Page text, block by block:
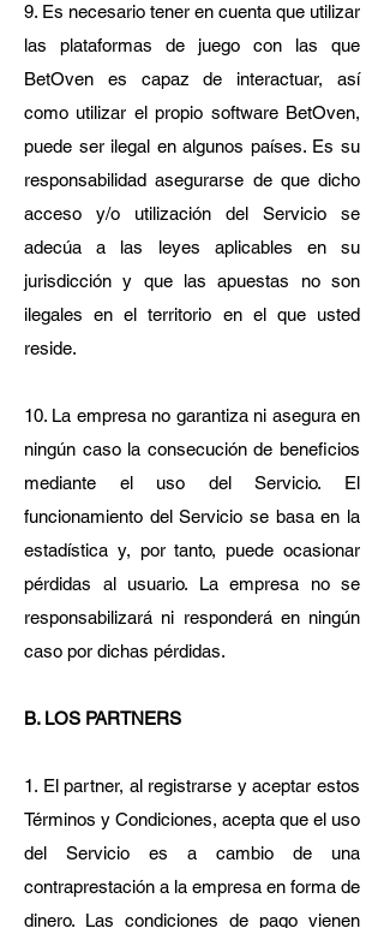
9. Es necesario tener en cuenta que utilizar
las plataformas de juego con las que
BetOven es capaz de interactuar, así
como utilizar el propio software BetOven,
puede ser ilegal en algunos países. Es su
responsabilidad asegurarse de que dicho
acceso y/o utilización del Servicio se
adecúa a las leyes aplicables en su
jurisdicción y que las apuestas no son
ilegales en el territorio en el que usted
reside.
10. La empresa no garantiza ni asegura en
ningún caso la consecución de beneficios
mediante el uso del Servicio. El
funcionamiento del Servicio se basa en la
estadística y, por tanto, puede ocasionar
pérdidas al usuario. La empresa no se
responsabilizará ni responderá en ningún
caso por dichas pérdidas.
B. LOS PARTNERS
1. El partner, al registrarse y aceptar estos
Términos y Condiciones, acepta que el uso
del Servicio es a cambio de una
contraprestación a la empresa en forma de
dinero. Las condiciones de pago vienen